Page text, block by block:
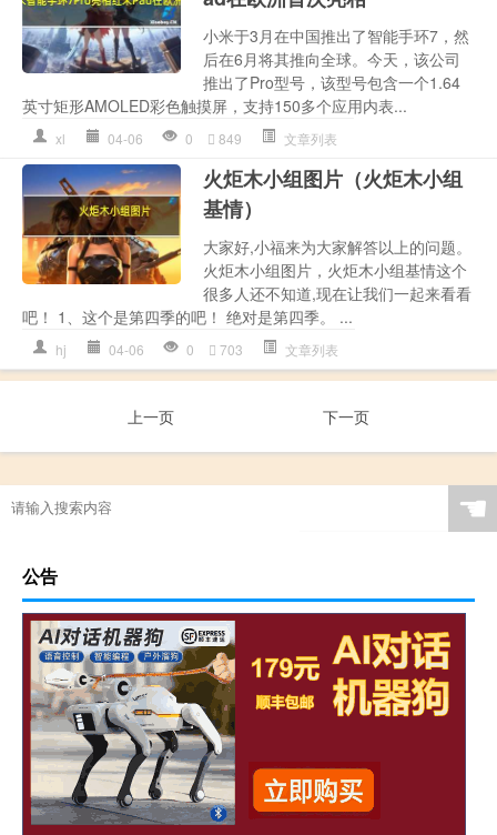
小米于3月在中国推出了智能手环7，然
后在6月将其推向全球。今天，该公司
推出了Pro型号，该型号包含一个1.64
英寸矩形AMOLED彩色触摸屏，支持150多个应用内表...
xl 04-06 0 849 文章列表
火炬木小组图片（火炬木小组
基情）
大家好,小福来为大家解答以上的问题。
火炬木小组图片，火炬木小组基情这个
很多人还不知道,现在让我们一起来看看
吧！ 1、这个是第四季的吧！ 绝对是第四季。 ...
hj 04-06 0 703 文章列表
上一页 下一页
☚
公告